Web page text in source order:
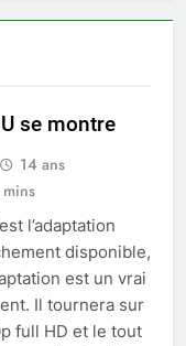
se montre
14 ans
mins
l’adaptation
disponible,
est un vrai
Il tournera sur
full HD et le tout